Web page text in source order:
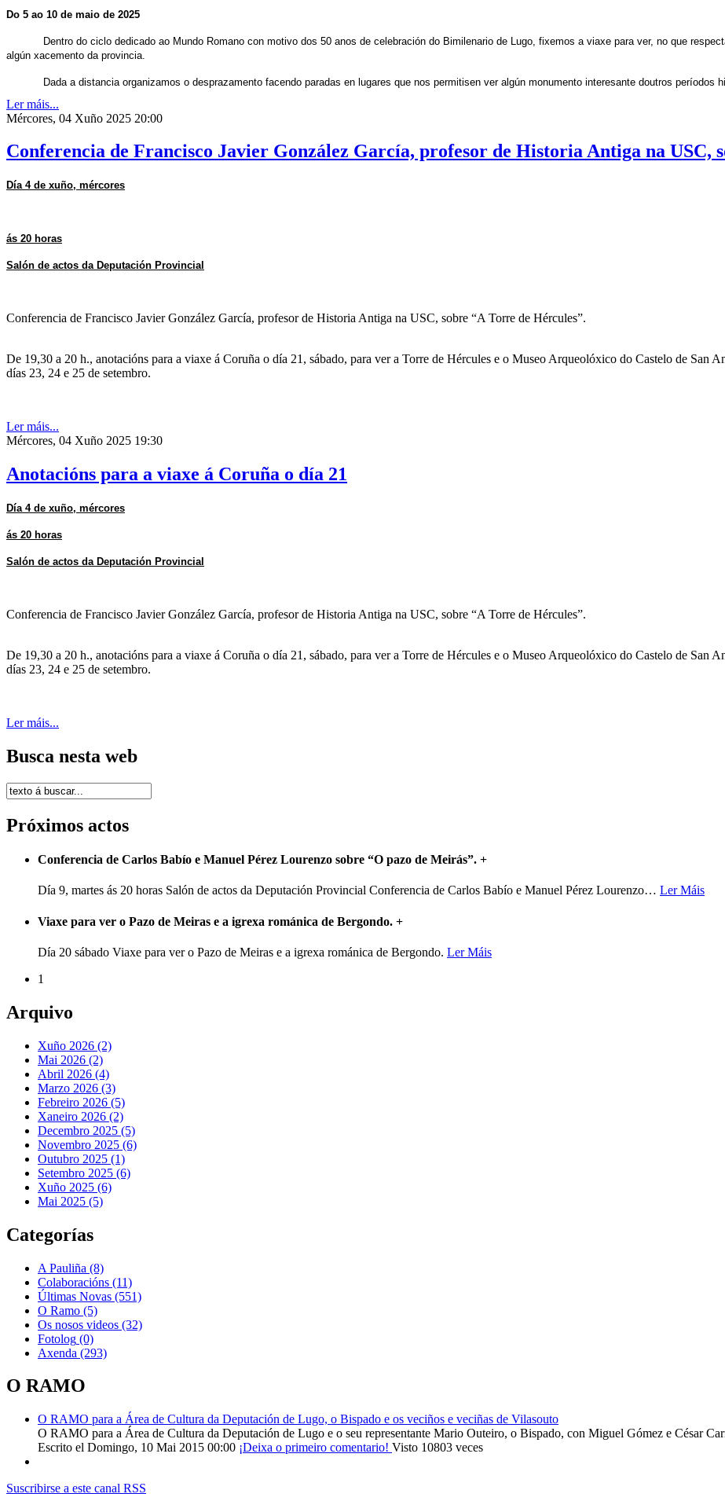
Do 5 ao 10 de maio de 2025
Dentro do ciclo dedicado ao Mundo Romano con motivo dos 50 anos de celebración do Bimilenario de Lugo, fixemos a viaxe para ver, no que
algún xacemento da provincia.
Dada a distancia organizamos o desprazamento facendo paradas en lugares que nos permitisen ver algún monumento interesante doutros períodos
Ler máis...
Mércores, 04 Xuño 2025 20:00
Conferencia de Francisco Javier González García, profesor de Historia Antiga na USC,
Día 4 de xuño, mércores
ás 20 horas
Salón de actos da Deputación Provincial
Conferencia de Francisco Javier González García, profesor de Historia Antiga na USC, sobre “A Torre de Hércules”.
De 19,30 a 20 h., anotacións para a viaxe á Coruña o día 21, sábado, para ver a Torre de Hércules e o Museo Arqueolóxico do Castelo de San
días 23, 24 e 25 de setembro.
Ler máis...
Mércores, 04 Xuño 2025 19:30
Anotacións para a viaxe á Coruña o día 21
Día 4 de xuño, mércores
ás 20 horas
Salón de actos da Deputación Provincial
Conferencia de Francisco Javier González García, profesor de Historia Antiga na USC, sobre “A Torre de Hércules”.
De 19,30 a 20 h., anotacións para a viaxe á Coruña o día 21, sábado, para ver a Torre de Hércules e o Museo Arqueolóxico do Castelo de San
días 23, 24 e 25 de setembro.
Ler máis...
Busca nesta web
Próximos actos
Conferencia de Carlos Babío e Manuel Pérez Lourenzo sobre “O pazo de Meirás”. +
Día 9, martes ás 20 horas Salón de actos da Deputación Provincial Conferencia de Carlos Babío e Manuel Pérez Lourenzo… Ler Máis
Viaxe para ver o Pazo de Meiras e a igrexa románica de Bergondo. +
Día 20 sábado Viaxe para ver o Pazo de Meiras e a igrexa románica de Bergondo. Ler Máis
1
Arquivo
Xuño 2026 (2)
Mai 2026 (2)
Abril 2026 (4)
Marzo 2026 (3)
Febreiro 2026 (5)
Xaneiro 2026 (2)
Decembro 2025 (5)
Novembro 2025 (6)
Outubro 2025 (1)
Setembro 2025 (6)
Xuño 2025 (6)
Mai 2025 (5)
Categorías
A Pauliña (8)
Colaboracións (11)
Últimas Novas (551)
O Ramo (5)
Os nosos videos (32)
Fotolog (0)
Axenda (293)
O RAMO
O RAMO para a Área de Cultura da Deputación de Lugo, o Bispado e os veciños e veciñas de Vilasouto
O RAMO para a Área de Cultura da Deputación de Lugo e o seu representante Mario Outeiro, o Bispado, con Miguel Gómez e César
Escrito el Domingo, 10 Mai 2015 00:00 ¡Deixa o primeiro comentario! Visto 10803 veces
Suscribirse a este canal RSS